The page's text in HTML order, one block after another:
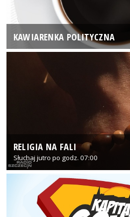
KAWIARENKA POLITYCZNA
RELIGIA NA FALI
Słuchaj jutro po godz. 07:00